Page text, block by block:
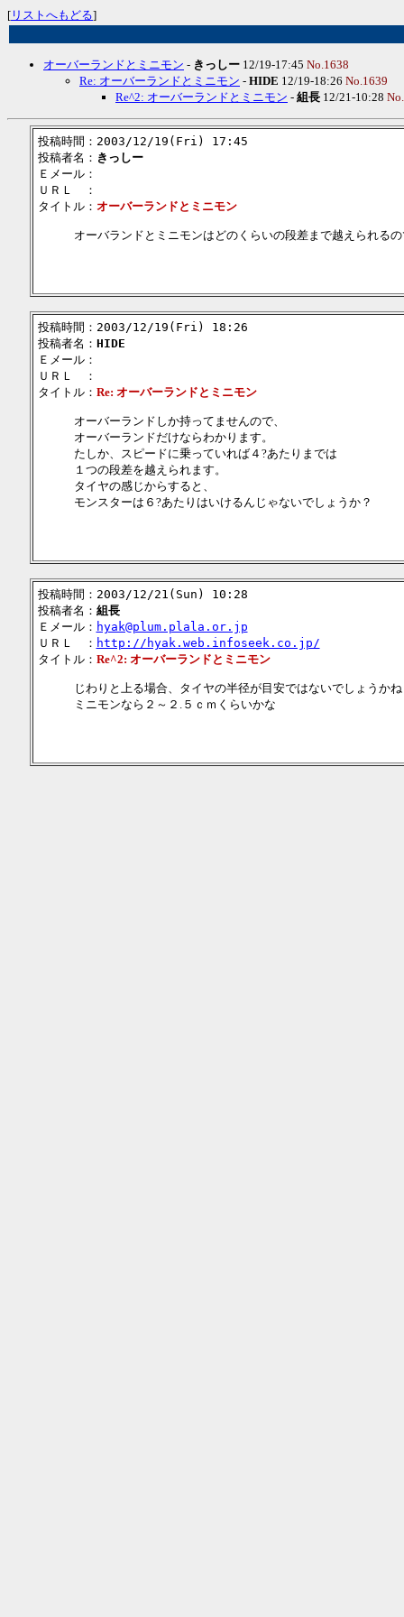
[ リストへもどる]
オーバーランドとミニモン - きっしー 12/19-17:45 No.1638
Re: オーバーランドとミニモン - HIDE 12/19-18:26 No.1639
Re^2: オーバーランドとミニモン - 組長 12/21-10:28
投稿時間：2003/12/19(Fri) 17:45
投稿者名： きっしー
Ｅメール：
ＵＲＬ ：
タイトル： オーバーランドとミニモン
オーバランドとミニモンはどのくらいの段差まで越えられる
投稿時間：2003/12/19(Fri) 18:26
投稿者名： HIDE
Ｅメール：
ＵＲＬ ：
タイトル： Re: オーバーランドとミニモン
オーバーランドしか持ってませんので、
オーバーランドだけならわかります。
たしか、スピードに乗っていれば４?あたりまでは
１つの段差を越えられます。
タイヤの感じからすると、
モンスターは６?あたりはいけるんじゃないでしょうか？
投稿時間：2003/12/21(Sun) 10:28
投稿者名： 組長
Ｅメール： hyak@plum.plala.or.jp
ＵＲＬ ： http://hyak.web.infoseek.co.jp/
タイトル： Re^2: オーバーランドとミニモン
じわりと上る場合、タイヤの半径が目安ではないでしょうかね
ミニモンなら２～２.５ｃｍくらいかな